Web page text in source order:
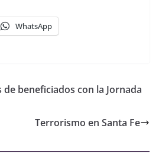
WhatsApp
de beneficiados con la Jornada
Terrorismo en Santa Fe